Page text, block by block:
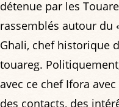
détenue par les
rassemblés autour du
Ghali, chef historique
touareg.
avec ce chef Ifora
des contacts, des